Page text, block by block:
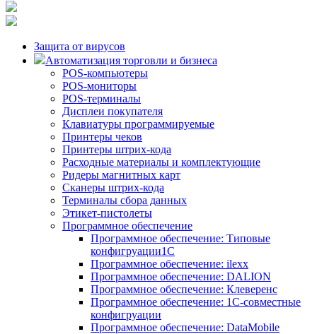
Защита от вирусов
Автоматизация торговли и бизнеса
POS-компьютеры
POS-мониторы
POS-терминалы
Дисплеи покупателя
Клавиатуры программируемые
Принтеры чеков
Принтеры штрих-кода
Расходные материалы и комплектующие
Ридеры магнитных карт
Сканеры штрих-кода
Терминалы сбора данных
Этикет-пистолеты
Программное обеспечение
Программное обеспечение: Типовые
конфигруации1С
Программное обеспечение: ilexx
Программное обеспечение: DALION
Программное обеспечение: Клеверенс
Программное обеспечение: 1С-совместные
конфигруации
Программное обеспечение: DataMobile